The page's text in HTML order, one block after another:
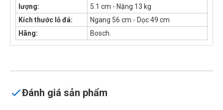
lượng:
5.1 cm - Nặng 13 kg
Kích thước lỗ đá:
Ngang 56 cm - Dọc 49 cm
Hãng:
Bosch.
Đánh giá sản phẩm